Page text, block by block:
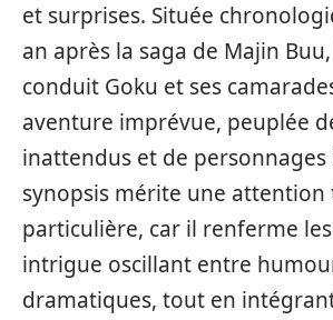
et surprises. Située
an après la saga de Majin
conduit Goku et ses
aventure imprévue, peuplée
inattendus et de
synopsis mérite une attention
particulière, car il renferme les
intrigue oscillant entre
dramatiques, tout en